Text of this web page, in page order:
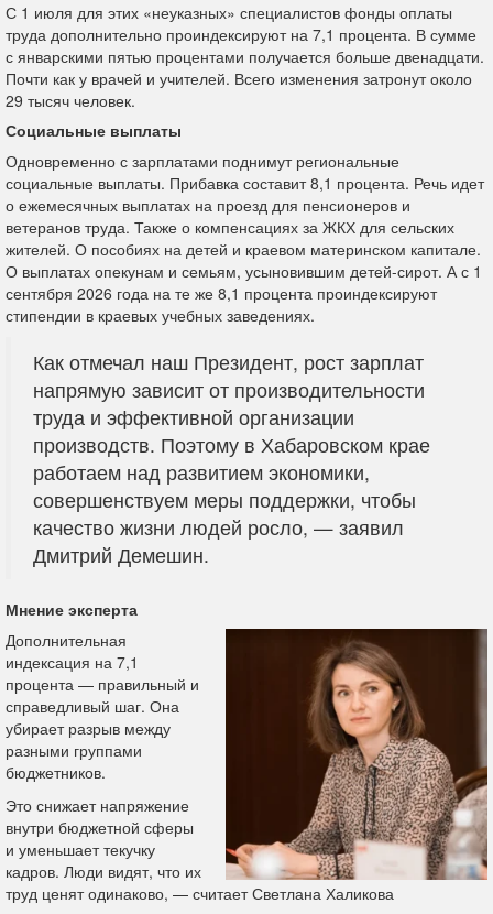
С 1 июля для этих «неуказных» специалистов фонды оплаты
труда дополнительно проиндексируют на 7,1 процента. В сумме
с январскими пятью процентами получается больше двенадцати.
Почти как у врачей и учителей. Всего изменения затронут около
29 тысяч человек.
Социальные выплаты
Одновременно с зарплатами поднимут региональные
социальные выплаты. Прибавка составит 8,1 процента. Речь идет
о ежемесячных выплатах на проезд для пенсионеров и
ветеранов труда. Также о компенсациях за ЖКХ для сельских
жителей. О пособиях на детей и краевом материнском капитале.
О выплатах опекунам и семьям, усыновившим детей-сирот. А с 1
сентября 2026 года на те же 8,1 процента проиндексируют
стипендии в краевых учебных заведениях.
Как отмечал наш Президент, рост зарплат
напрямую зависит от производительности
труда и эффективной организации
производств. Поэтому в Хабаровском крае
работаем над развитием экономики,
совершенствуем меры поддержки, чтобы
качество жизни людей росло, — заявил
Дмитрий Демешин.
Мнение эксперта
Дополнительная
индексация на 7,1
процента — правильный и
справедливый шаг. Она
убирает разрыв между
разными группами
бюджетников.
Это снижает напряжение
внутри бюджетной сферы
и уменьшает текучку
кадров. Люди видят, что их
труд ценят одинаково, — считает Светлана Халикова